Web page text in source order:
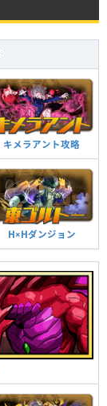
キメラアント攻略
H×Hダンジョン